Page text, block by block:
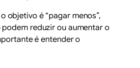
objetivo é “pagar menos”,
reduzir ou aumentar o
é entender o